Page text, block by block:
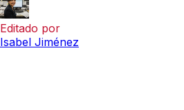
Editado por
Isabel Jiménez